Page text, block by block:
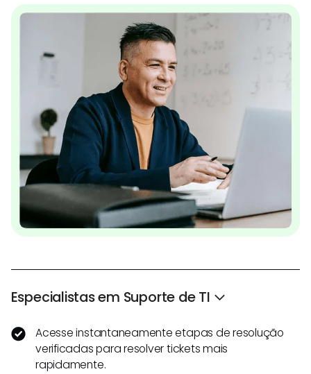
Especialistas em Suporte de TI
Acesse instantaneamente etapas de resolução
verificadas para resolver tickets mais
rapidamente.